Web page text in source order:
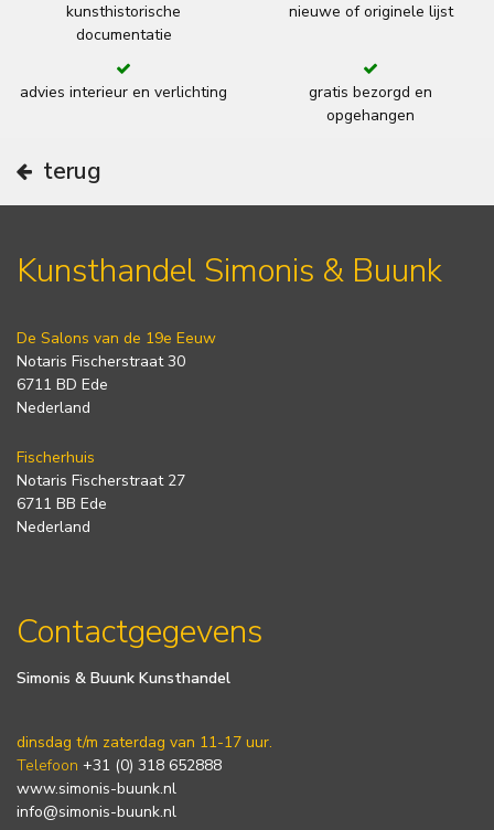
kunsthistorische
documentatie
nieuwe of originele lijst
advies interieur en verlichting
gratis bezorgd en
opgehangen
terug
Kunsthandel Simonis & Buunk
De Salons van de 19e Eeuw
Notaris Fischerstraat 30
6711 BD Ede
Nederland
Fischerhuis
Notaris Fischerstraat 27
6711 BB Ede
Nederland
Contactgegevens
Simonis & Buunk Kunsthandel
dinsdag t/m zaterdag van 11-17 uur.
Telefoon +31 (0) 318 652888
www.simonis-buunk.nl
info@simonis-buunk.nl